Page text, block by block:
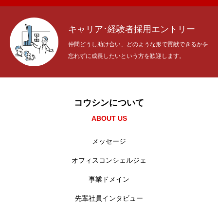
個別会社説明会（新卒向け）
新卒採用エントリー
経験者･中途採用エントリー
キャリア･経験者採用エントリー
仲間どうし助け合い、どのような形で貢献できるかを
忘れずに成長したいという方を歓迎します。
コウシンについて
ABOUT US
メッセージ
オフィスコンシェルジェ
事業ドメイン
先輩社員インタビュー